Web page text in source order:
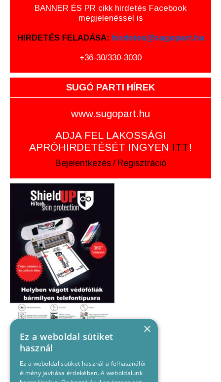
BANNER ÉS PR cikk hirdetés Facebook
megjelenéssel is
HIRDETÉS FELADÁSA: hirdetes@sugopart.hu
+36-30/330-3030
SUGÓ PARTI HÍREK
www.sugopart.hu
ADJA FEL LAKOSSÁGI
APRÓHIRDETÉSÉT INGYEN ITT!
Bejelentkezés / Regisztráció
×
Ez a weboldal sütiket
használ
Ez a weboldal sütiket használ a felhasználói
élmény javítása érdekében. A weboldalunk